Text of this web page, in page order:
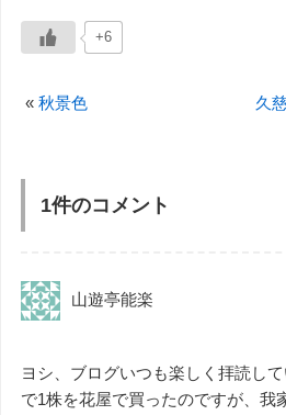
+6
« 秋景色 久
1件のコメント
山遊亭能楽
ヨシ、ブログいつも楽しく拝読し
で1株を花屋で買ったのですが、我